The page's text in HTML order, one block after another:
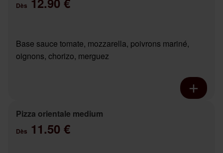
Dès
Base sauce tomate, mozzarella, poivrons mariné,
oignons, chorizo, merguez
Pizza orientale medium
Dès 11.50 €